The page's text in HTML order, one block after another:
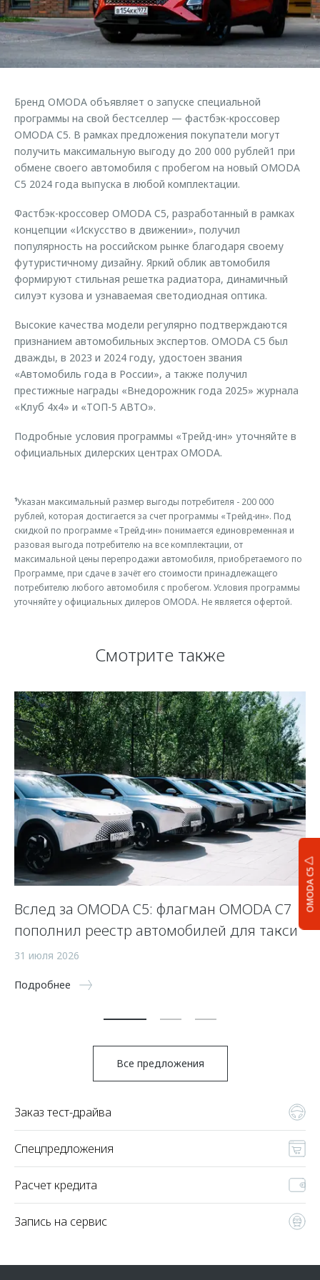
Страхование
Кредитный калькулятор
Аксессуары
Оригинальные аксессуары
Запчасти
Трейд-ин
Калькулятор трейд-ин
Клиентская поддержка
O&J Автоклуб
Клуб владельцев OMODA
Аксессуары
Одежда и сувениры
Оригинальные аксессуары
Запчасти
Обратная связь
OMODA C5
Бренд OMODA объявляет о запуске специальной
программы на свой бестселлер — фастбэк-кроссовер
OMODA C5. В рамках предложения покупатели могут
получить максимальную выгоду до 200 000 рублей1 при
обмене своего автомобиля с пробегом на новый OMODA
C5 2024 года выпуска в любой комплектации.
Фастбэк-кроссовер OMODA C5, разработанный в рамках
концепции «Искусство в движении», получил
популярность на российском рынке благодаря своему
футуристичному дизайну. Яркий облик автомобиля
формируют стильная решетка радиатора, динамичный
силуэт кузова и узнаваемая светодиодная оптика.
Высокие качества модели регулярно подтверждаются
признанием автомобильных экспертов. OMODA C5 был
дважды, в 2023 и 2024 году, удостоен звания
«Автомобиль года в России», а также получил
престижные награды «Внедорожник года 2025» журнала
«Клуб 4х4» и «ТОП-5 АВТО».
Подробные условия программы «Трейд-ин» уточняйте в
официальных дилерских центрах OMODA.
¹Указан максимальный размер выгоды потребителя - 200 000
рублей, которая достигается за счет программы «Трейд-ин». Под
скидкой по программе «Трейд-ин» понимается единовременная и
разовая выгода потребителю на все комплектации, от
максимальной цены перепродажи автомобиля, приобретаемого по
Программе, при сдаче в зачёт его стоимости принадлежащего
потребителю любого автомобиля с пробегом. Условия программы
уточняйте у официальных дилеров OMODA. Не является офертой.
Смотрите также
Вслед за OMODA C5: флагман OMODA C7
пополнил реестр автомобилей для такси
31 июля 2026
Подробнее
Все предложения
Заказ тест-драйва
Спецпредложения
Расчет кредита
Запись на сервис